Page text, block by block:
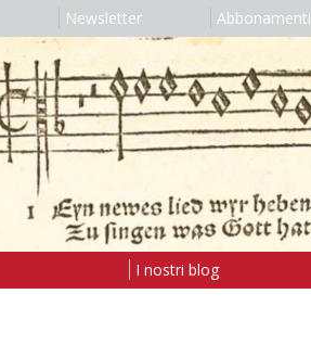
Newsletter Abbonamenti
I nostri blog